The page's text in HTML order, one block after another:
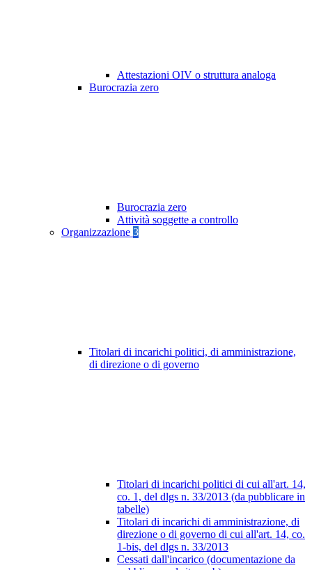
Attestazioni OIV o struttura analoga
Burocrazia zero
Burocrazia zero
Attività soggette a controllo
Organizzazione 3
Titolari di incarichi politici, di amministrazione,
di direzione o di governo
Titolari di incarichi politici di cui all'art. 14,
co. 1, del dlgs n. 33/2013 (da pubblicare in
tabelle)
Titolari di incarichi di amministrazione, di
direzione o di governo di cui all'art. 14, co.
1-bis, del dlgs n. 33/2013
Cessati dall'incarico (documentazione da